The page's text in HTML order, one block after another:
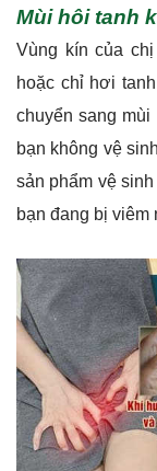
Mùi hôi tanh
Vùng kín của
hoặc chỉ hơi
chuyển sang
bạn không vệ
sản phẩm vệ
bạn đang bị viêm